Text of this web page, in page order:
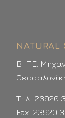
NATURAL
ΒΙ.ΠΕ.
Τηλ.: 23920
Fax.: 23920